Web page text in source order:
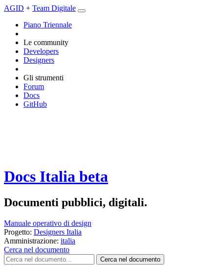
AGID + Team Digitale
Piano Triennale
Le community
Developers
Designers
Gli strumenti
Forum
Docs
GitHub
Docs Italia beta
Documenti pubblici, digitali.
Manuale operativo di design
Progetto: Designers Italia
Amministrazione: italia
Cerca nel documento
Cerca nel documento